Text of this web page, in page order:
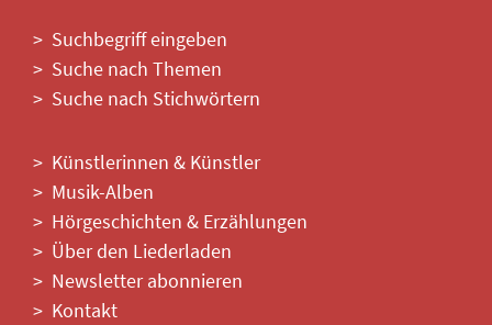
Suchbegriff eingeben
Suche nach Themen
Suche nach Stichwörtern
Künstlerinnen & Künstler
Musik-Alben
Hörgeschichten & Erzählungen
Über den Liederladen
Newsletter abonnieren
Kontakt